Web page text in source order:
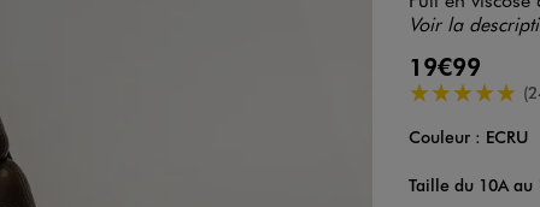
Voir la
19€99
5/5 de
Couleur
Couleur : ECRU
Taille du 10A au